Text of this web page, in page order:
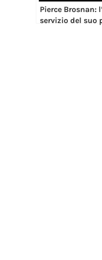
Pierce Brosnan:
servizio del suo